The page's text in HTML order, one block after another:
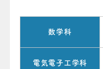
数学科
電気電子工学科